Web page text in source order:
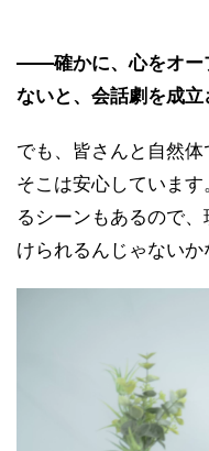
――確かに、心をオー
ないと、会話劇を成立
でも、皆さんと自然体
そこは安心していま
るシーンもあるので
けられるんじゃないか